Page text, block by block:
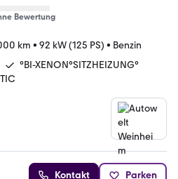
Bewertung
km • 92 kW (125 PS) • Benzin
°BI-XENON°SITZHEIZUNG°
Kontakt Parken